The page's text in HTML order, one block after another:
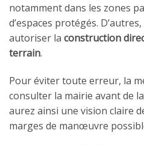
notamment dans les zones
d’espaces protégés.
autoriser la construction
terrain.
Pour éviter toute erreur, la
consulter la mairie avant de
aurez ainsi une vision claire
marges de manœuvre